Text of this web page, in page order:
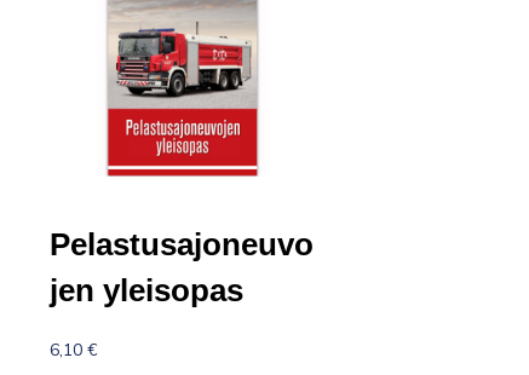
Pelastusajoneuvo
jen yleisopas
6,10 €